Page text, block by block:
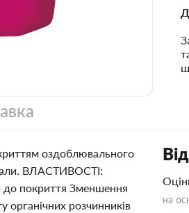
оздоблювального
ВЛАСТИВОСТІ:
до покриття Зменшення
органічних розчинників
на